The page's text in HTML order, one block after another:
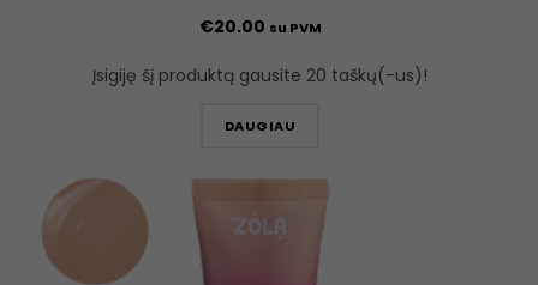
€20.00 su PVM
Įsigiję šį produktą gausite 20 taškų(-us)!
DAUGIAU